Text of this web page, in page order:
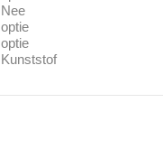
Nee
optie
optie
Kunststof